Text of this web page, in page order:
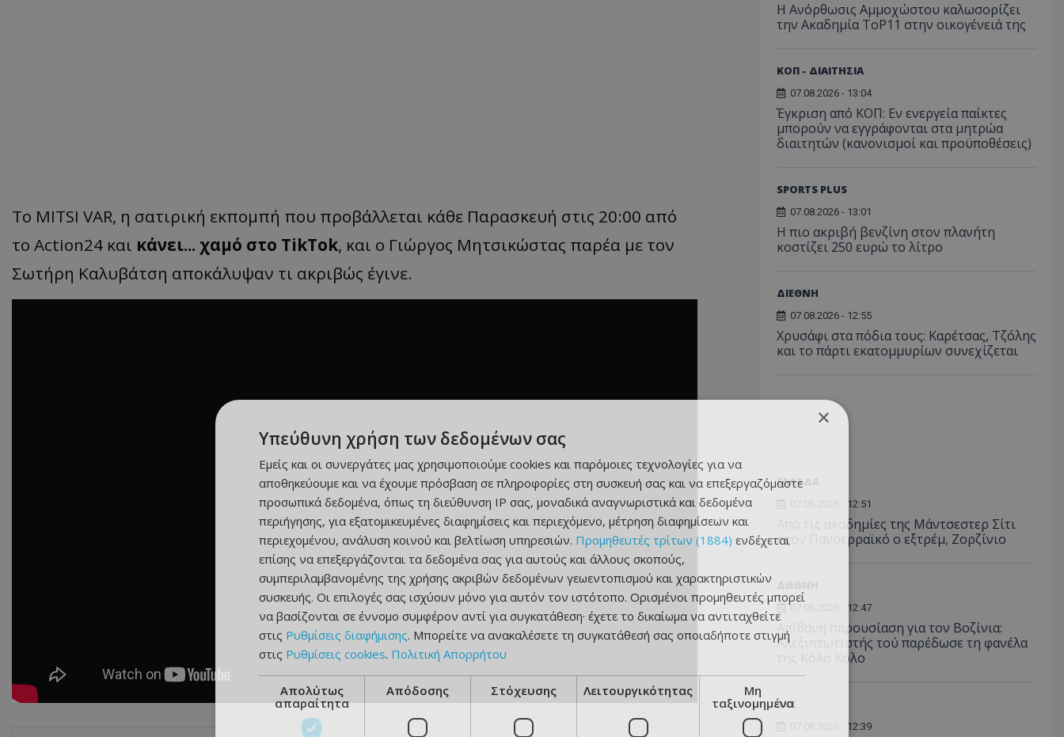
Το MITSI VAR, η σατιρική εκπομπή που προβάλλεται κάθε Παρασκευή στις 20:00 από
το Action24 και κάνει... χαμό στο TikTok, και ο Γιώργος Μητσικώστας παρέα με τον
Σωτήρη Καλυβάτση αποκάλυψαν τι ακριβώς έγινε.
Η Ανόρθωσις Αμμοχώστου καλωσορίζει
την Ακαδημία ToP11 στην οικογένειά της
ΚΟΠ - ΔΙΑΙΤΗΣΙΑ
07.08.2026 - 13:04
Έγκριση από ΚΟΠ: Εν ενεργεία παίκτες
μπορούν να εγγράφονται στα μητρώα
διαιτητών (κανονισμοί και προϋποθέσεις)
SPORTS PLUS
07.08.2026 - 13:01
Η πιο ακριβή βενζίνη στον πλανήτη
κοστίζει 250 ευρώ το λίτρο
ΔΙΕΘΝΗ
07.08.2026 - 12:55
Χρυσάφι στα πόδια τους: Καρέτσας, Τζόλης
και το πάρτι εκατομμυρίων συνεχίζεται
ΕΛΛΑΔΑ
07.08.2026 - 12:51
Από τις ακαδημίες της Μάντσεστερ Σίτι
στον Πανσερραϊκό ο εξτρέμ, Ζορζίνιο
07.08.2026 - 12:47
Απίθανη παρουσίαση για τον Βοζίνια:
Αλεξιπτωτιστής τού παρέδωσε τη φανέλα
της Κόλο Κόλο
ΑEK
07.08.2026 - 12:39
×
Υπεύθυνη χρήση των δεδομένων σας
Εμείς και οι συνεργάτες μας χρησιμοποιούμε cookies και παρόμοιες τεχνολογίες για να
αποθηκεύουμε και να έχουμε πρόσβαση σε πληροφορίες στη συσκευή σας και να επεξεργαζόμαστε
προσωπικά δεδομένα, όπως τη διεύθυνση IP σας, μοναδικά αναγνωριστικά και δεδομένα
περιήγησης, για εξατομικευμένες διαφημίσεις και περιεχόμενο, μέτρηση διαφημίσεων και
περιεχομένου, ανάλυση κοινού και βελτίωση υπηρεσιών. Προμηθευτές τρίτων (1884) ενδέχεται
επίσης να επεξεργάζονται τα δεδομένα σας για αυτούς και άλλους σκοπούς,
συμπεριλαμβανομένης της χρήσης ακριβών δεδομένων γεωεντοπισμού και χαρακτηριστικών
συσκευής. Οι επιλογές σας ισχύουν μόνο για αυτόν τον ιστότοπο. Ορισμένοι προμηθευτές μπορεί
να βασίζονται σε έννομο συμφέρον αντί για συγκατάθεση· έχετε το δικαίωμα να αντιταχθείτε
στις Ρυθμίσεις διαφήμισης. Μπορείτε να ανακαλέσετε τη συγκατάθεσή σας οποιαδήποτε στιγμή
στις Ρυθμίσεις cookies. Πολιτική Απορρήτου
Απολύτως
απαραίτητα
Απόδοσης Στόχευσης Λειτουργικότητας
Μη
ταξινομημένα